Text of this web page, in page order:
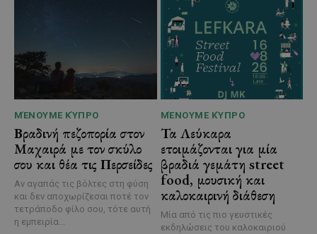
ΜΈΝΟΥΜΕ ΚΎΠΡΟ
Βραδινή πεζοπορία στον
Μαχαιρά με τον σκύλο
σου και θέα τις Περσείδες
Αν αγαπάς τις βόλτες στη φύση
και δεν αποχωρίζεσαι ποτέ τον
τετράποδο φίλο σου, τότε αυτή
η εμπειρία...
ΜΈΝΟΥΜΕ ΚΎΠΡΟ
Τα Λεύκαρα
ετοιμάζονται για μία
βραδιά γεμάτη street
food, μουσική και
καλοκαιρινή διάθεση
Μία από τις πιο γευστικές
εκδηλώσεις του καλοκαιριού